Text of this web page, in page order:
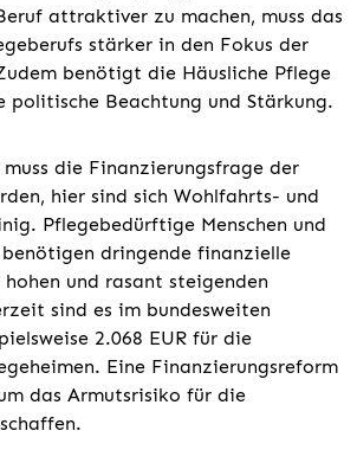
attraktiver zu machen, muss das
stärker in den Fokus der
benötigt die Häusliche Pflege
politische Beachtung und Stärkung.
die Finanzierungsfrage der
hier sind sich Wohlfahrts- und
Pflegebedürftige Menschen und
dringende finanzielle
und rasant steigenden
sind es im bundesweiten
2.068 EUR für die
Eine Finanzierungsreform
das Armutsrisiko für die